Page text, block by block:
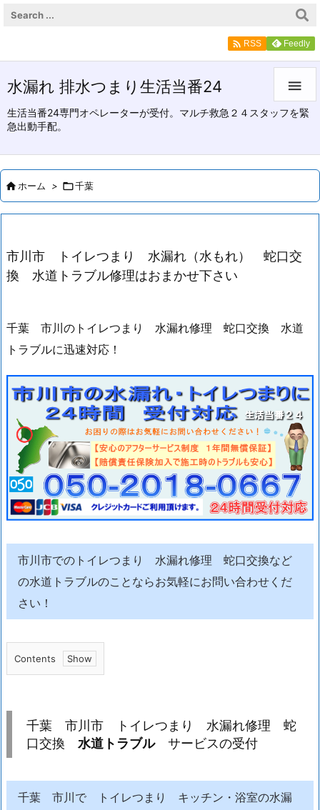
水漏れ 排水つまり生活当番24
生活当番24専門オペレーターが受付。マルチ救急２４スタッフを緊
急出動手配。

 RSS Feedly
ホーム > 千葉
市川市 トイレつまり 水漏れ（水もれ） 蛇口交
換 水道トラブル修理はおまかせ下さい
千葉 市川のトイレつまり 水漏れ修理 蛇口交換 水道
トラブルに迅速対応！
市川市でのトイレつまり 水漏れ修理 蛇口交換など
の水道トラブルのことならお気軽にお問い合わせくだ
さい！
Contents
1.
市
川
ト
千葉 市川市 トイレつまり 水漏れ修理 蛇
口交換 水道トラブルサービスの受付
千葉 市川で トイレつまり キッチン・浴室の水漏